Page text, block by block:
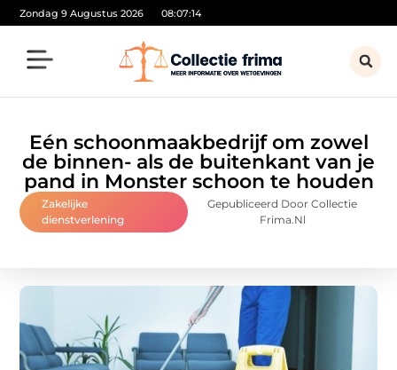
Zondag 9 Augustus 2026 08:07:15
Eén schoonmaakbedrijf om zowel
de binnen- als de buitenkant van je
pand in Monster schoon te houden
Zakelijke
dienstverlening
Gepubliceerd Door Collectie
Frima.nl